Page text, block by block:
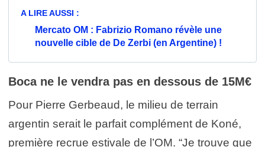
A LIRE AUSSI :
Mercato OM : Fabrizio Romano révèle une
nouvelle cible de De Zerbi (en Argentine) !
Boca ne le vendra pas en dessous de 15M€
Pour Pierre Gerbeaud, le milieu de terrain
argentin serait le parfait complément de Koné,
première recrue estivale de l’OM. “Je trouve que